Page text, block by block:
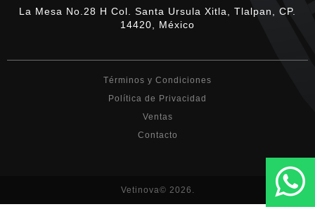
La Mesa No.28 H Col. Santa Ursula Xitla, Tlalpan, CP.
14420, México
Términos y Condiciones
Política de Privacidad
Ventas
Contacto
Vetinova© 2026.